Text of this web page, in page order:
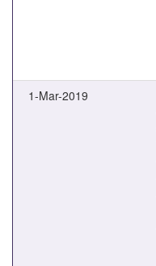
1-Mar-2019